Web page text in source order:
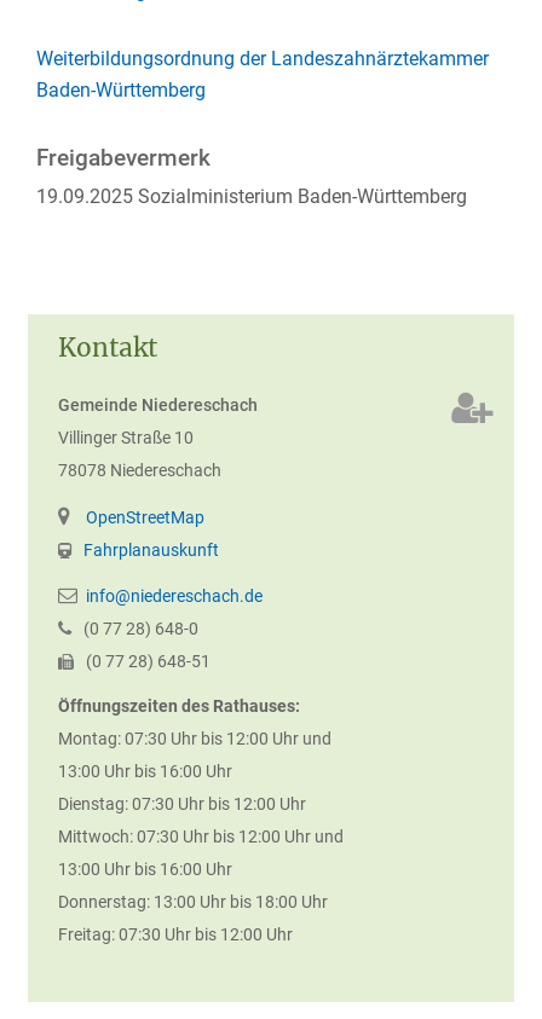
Kontakt
Gemeinde Niedereschach
Villinger Straße 10
78078 Niedereschach
OpenStreetMap
Fahrplanauskunft
info@niedereschach.de
(0 7728) 648-0
(0 7728) 648-51
Öffnungszeiten des Rathauses:
Montag: 07:30 Uhr bis 12:00 Uhr und
13:00 Uhr bis 16:00 Uhr
Dienstag: 07:30 Uhr bis 12:00 Uhr
Mittwoch: 07:30 Uhr bis 12:00 Uhr und
13:00 Uhr bis 16:00 Uhr
Donnerstag: 13:00 Uhr bis 18:00 Uhr
Freitag: 07:30 Uhr bis 12:00 Uhr
Weiterbildungsordnung der Landeszahnärztekammer
Baden-Württemberg
Freigabevermerk
19.09.2025 Sozialministerium Baden-Württemberg